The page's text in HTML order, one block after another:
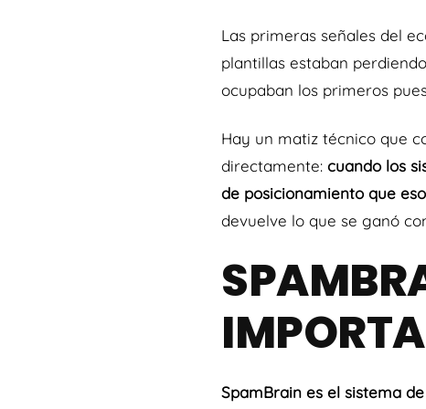
Las primeras señales del
plantillas estaban
ocupaban los primeros
Hay un matiz técnico que
directamente: cuando los
de posicionamiento que
devuelve lo que se ganó
SpamBrain es el sistema